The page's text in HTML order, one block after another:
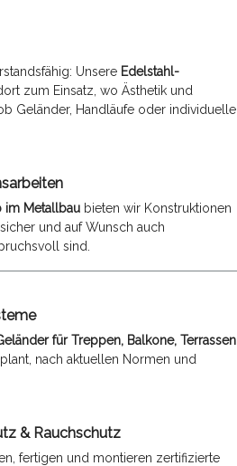
Unsere Edelstahl-
zum Einsatz, wo Ästhetik und
Geländer, Handläufe oder individuelle
im Metallbau bieten wir Konstruktionen
und auf Wunsch auch
sind.
für Treppen, Balkone, Terrassen
nach aktuellen Normen und
& Rauchschutz
fertigen und montieren zertifizierte